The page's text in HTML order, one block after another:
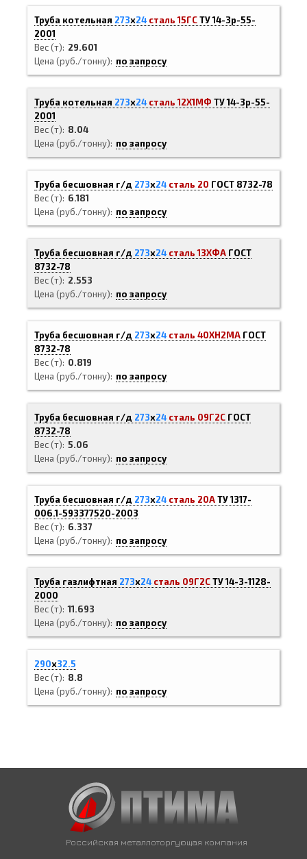
Труба котельная 273х24 сталь 15ГСТУ 14-3р-55-
2001
Вес (т)
29.601
Цена (руб./тонну)
по запросу
Труба котельная 273х24 сталь 12Х1МФ ТУ 14-3р-55-
2001
Вес (т)
8.04
Цена (руб./тонну)
по запросу
Труба бесшовная г/д 273х24 сталь 20 ГОСТ 8732-78
Вес (т)
6.181
Цена (руб./тонну)
по запросу
Труба бесшовная г/д 273х24 сталь 13ХФА ГОСТ
8732-78
Вес (т)
2.553
Цена (руб./тонну)
по запросу
Труба бесшовная г/д 273х24 сталь 40ХН2МА ГОСТ
8732-78
Вес (т)
0.819
Цена (руб./тонну)
по запросу
Труба бесшовная г/д 273х24 сталь 09Г2С ГОСТ
8732-78
Вес (т) 5.06
Цена (руб./тонну)
по запросу
Труба бесшовная г/д 273х24 сталь 20АТУ 1317-
006.1-593377520-2003
Вес (т)
6.337
Цена (руб./тонну)
по запросу
Труба газлифтная 273х24 сталь 09Г2СТУ 14-3-1128-
2000
Вес (т) 11.693
Цена (руб./тонну)
по запросу
290х32.5
Вес (т)
8.8
Цена (руб./тонну)
по запросу
Российская металлоторгующая компания